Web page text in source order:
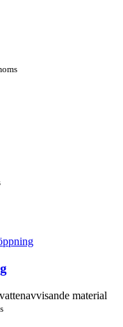
material